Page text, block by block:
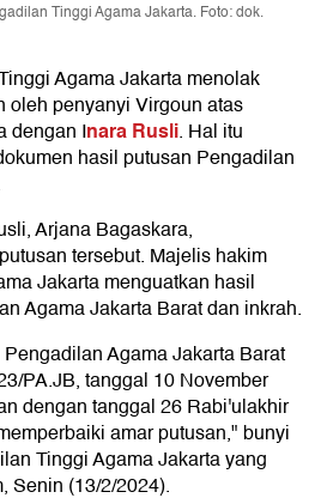
Tinggi Agama Jakarta. Foto: dok.
Agama Jakarta menolak
oleh penyanyi Virgoun atas
dengan Inara Rusli. Hal itu
hasil putusan Pengadilan
Arjana Bagaskara,
tersebut. Majelis hakim
Jakarta menguatkan hasil
Agama Jakarta Barat dan inkrah.
Agama Jakarta Barat
PA.JB, tanggal 10 November
dengan tanggal 26 Rabi'ulakhir
amar putusan," bunyi
Tinggi Agama Jakarta yang
Senin (13/2/2024).